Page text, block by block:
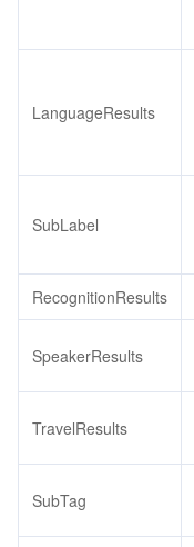
LanguageResults
SubLabel
RecognitionResults
SpeakerResults
TravelResults
SubTag